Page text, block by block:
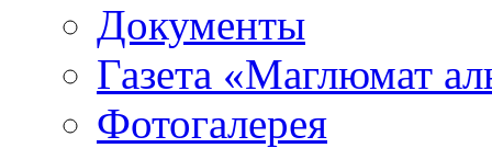
Документы
Газета «Маглюмат
Фотогалерея